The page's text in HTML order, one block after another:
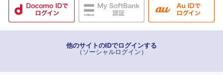
他のサイトのIDでログインする
（ソーシャルログイン）